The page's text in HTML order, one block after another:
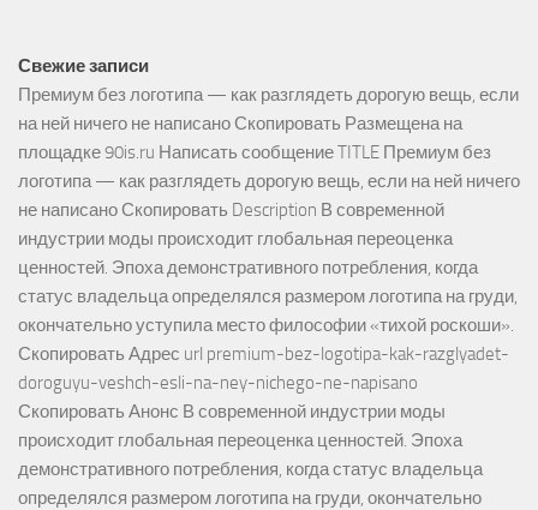
Свежие записи
Премиум без логотипа — как разглядеть дорогую вещь, если
на ней ничего не написано Скопировать Размещена на
площадке 90is.ru Написать сообщение TITLE Премиум без
логотипа — как разглядеть дорогую вещь, если на ней ничего
не написано Скопировать Description В современной
индустрии моды происходит глобальная переоценка
ценностей. Эпоха демонстративного потребления, когда
статус владельца определялся размером логотипа на груди,
окончательно уступила место философии «тихой роскоши».
Скопировать Адрес url premium-bez-logotipa-kak-razglyadet-
doroguyu-veshch-esli-na-ney-nichego-ne-napisano
Скопировать Анонс В современной индустрии моды
происходит глобальная переоценка ценностей. Эпоха
демонстративного потребления, когда статус владельца
определялся размером логотипа на груди, окончательно